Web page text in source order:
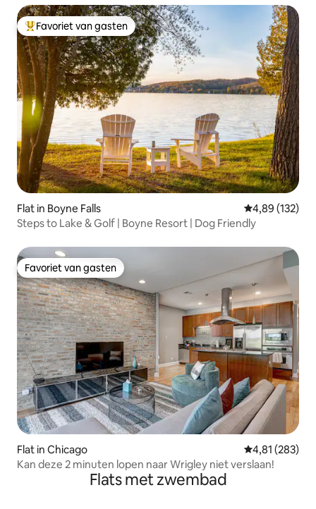
Topfavoriet van gasten
Favoriet van gasten
Flat in Boyne Falls Gemiddelde
4,89 (132)
Steps to Lake & Golf | Boyne Resort | Dog Friendly
Favoriet van gasten
Favoriet van gasten
Flat in Chicago Gemiddelde
4,81 (283)
Kan deze 2 minuten lopen naar Wrigley niet verslaan!
Flats met zwembad